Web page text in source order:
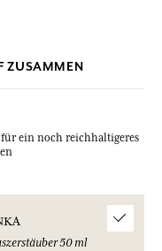
ZUSAMMEN
ein noch reichhaltigeres
50 ml